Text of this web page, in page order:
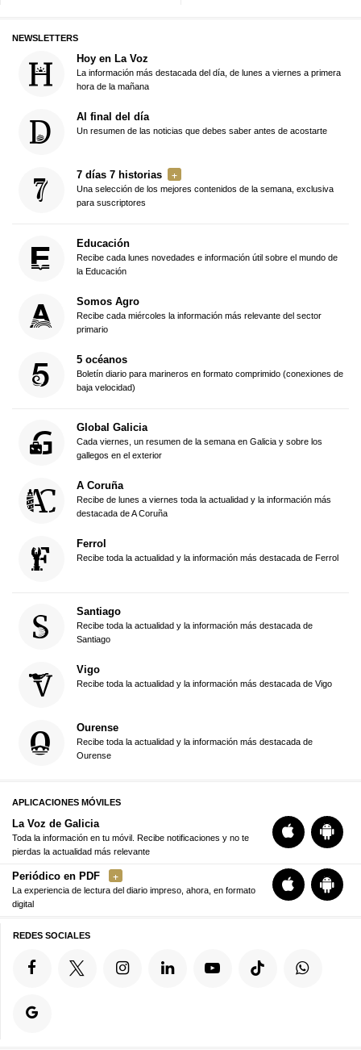
NEWSLETTERS
Hoy en La Voz
La información más destacada del día, de lunes a viernes a primera
hora de la mañana
Al final del día
Un resumen de las noticias que debes saber antes de acostarte
7 días 7 historias
Una selección de los mejores contenidos de la semana, exclusiva
para suscriptores
Educación
Recibe cada lunes novedades e información útil sobre el mundo de
la Educación
Somos Agro
Recibe cada miércoles la información más relevante del sector
primario
5 océanos
Boletín diario para marineros en formato comprimido (conexiones de
baja velocidad)
Global Galicia
Cada viernes, un resumen de la semana en Galicia y sobre los
gallegos en el exterior
A Coruña
Recibe de lunes a viernes toda la actualidad y la información más
destacada de A Coruña
Ferrol
Recibe toda la actualidad y la información más destacada de Ferrol
Santiago
Recibe toda la actualidad y la información más destacada de
Santiago
Vigo
Recibe toda la actualidad y la información más destacada de Vigo
Ourense
Recibe toda la actualidad y la información más destacada de
Ourense
APLICACIONES MÓVILES
La Voz de Galicia
Toda la información en tu móvil. Recibe notificaciones y no te
pierdas la actualidad más relevante
Periódico en PDF
La experiencia de lectura del diario impreso, ahora, en formato
digital
REDES SOCIALES